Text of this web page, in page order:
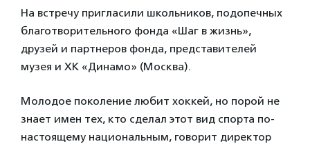
На встречу пригласили школьников, подопечных
благотворительного фонда «Шаг в жизнь»,
друзей и партнеров фонда, представителей
музея и ХК «Динамо» (Москва).
Молодое поколение любит хоккей, но порой не
знает имен тех, кто сделал этот вид спорта по-
настоящему национальным, говорит директор